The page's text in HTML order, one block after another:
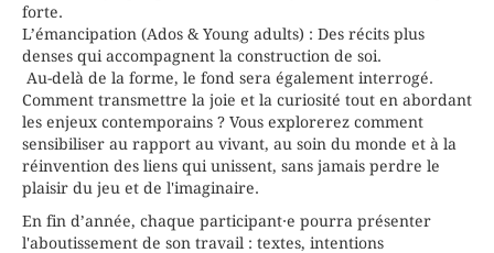
forte.
L’émancipation (Ados & Young adults) : Des récits plus
denses qui accompagnent la construction de soi.
Au-delà de la forme, le fond sera également interrogé.
Comment transmettre la joie et la curiosité tout en abordant
les enjeux contemporains ? Vous explorerez comment
sensibiliser au rapport au vivant, au soin du monde et à la
réinvention des liens qui unissent, sans jamais perdre le
plaisir du jeu et de l'imaginaire.
En fin d’année, chaque participant·e pourra présenter
l'aboutissement de son travail : textes, intentions